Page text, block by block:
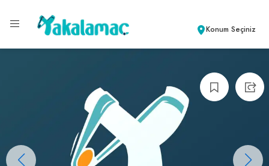
Konum Seçiniz